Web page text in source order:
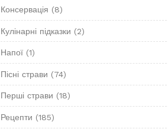
Консервація (8)
Кулінарні підказки (2)
Напої(1)
Пісні страви (74)
Перші страви (18)
Рецепти (185)